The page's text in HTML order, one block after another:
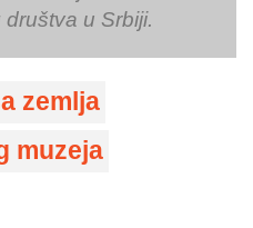
u Srbiji.
zemlja
muzeja